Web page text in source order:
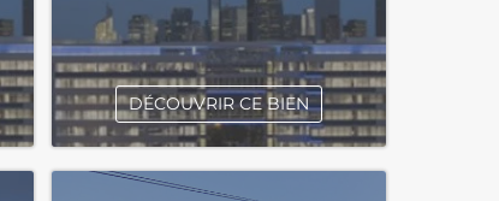
DÉCOUVRIR CE BIEN